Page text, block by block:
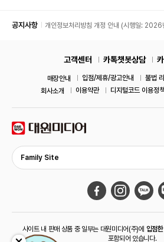
공지사항
개인정보처리방침 개정 안내 (시행일: 2026
고객센터 카톡챗봇상담
매장안내 입점/제휴/광고안내
불법
회사소개
이용약관 디지털코드 이용정
Family Site
사이트 내 판매 상품 중 일부는 대원미디어(주)에 입점
포함되어 있습니다.